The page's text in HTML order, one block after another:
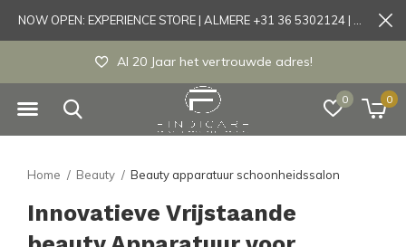
0 0
Experience store Almere / Tönisvorst /
Home Beauty Beauty apparatuur schoonheidssalon
Innovatieve Vrijstaande